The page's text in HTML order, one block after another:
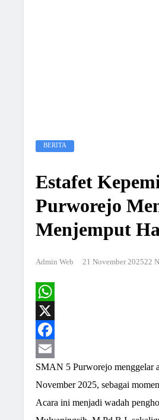
BERITA
Estafet
Purworejo
Menjemput
Admin Web 21 November 202522
WhatsApp
X
Facebook
Email
SMAN 5 Purworejo menggelar
November 2025, sebagai
Acara ini menjadi wadah